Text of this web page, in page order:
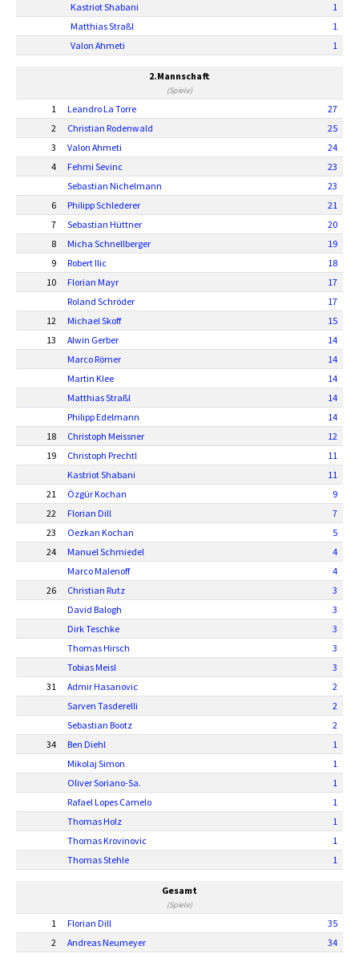
Kastriot Shabani
1
Matthias Straßl
1
Valon Ahmeti
1
2.Mannschaft
(Spiele)
1 Leandro La Torre
27
2
Christian Rodenwald
25
3
Valon Ahmeti
24
4
Fehmi Sevinc
23
Sebastian Nichelmann
23
6
Philipp Schlederer
21
7
Sebastian Hüttner
20
8
Micha Schnellberger
19
9
Robert Ilic
18
10
Florian Mayr
17
Roland Schröder
17
12
Michael Skoff
15
13
Alwin Gerber
14
Marco Römer
14
Martin Klee
14
Matthias Straßl
14
Philipp Edelmann
14
18
Christoph Meissner
12
19
Christoph Prechtl
11
Kastriot Shabani
11
21
Özgür Kochan
9
22
Florian Dill
7
23
Oezkan Kochan
5
24
Manuel Schmiedel
4
Marco Malenoff
4
26
Christian Rutz
3
David Balogh
3
Dirk Teschke
3
Thomas Hirsch
3
Tobias Meisl
3
31
Admir Hasanovic
2
Sarven Tasderelli
2
Sebastian Bootz
2
34
Ben Diehl
1
Mikolaj Simon
1
Oliver Soriano-Sa.
1
Rafael Lopes Camelo
1
Thomas Holz
1
Thomas Krovinovic
1
Thomas Stehle
1
Gesamt
(Spiele)
1 Florian Dill
35
2
Andreas Neumeyer
34